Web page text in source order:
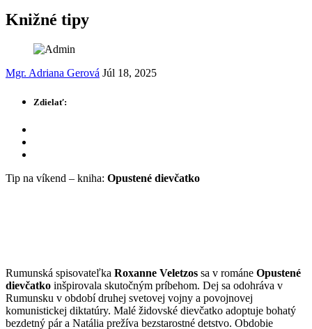
Knižné tipy
Mgr. Adriana Gerová Júl 18, 2025
Zdielať:
Tip na víkend – kniha: Opustené dievčatko
Rumunská spisovateľka Roxanne Veletzos sa v románe Opustené
dievčatko inšpirovala skutočným príbehom. Dej sa odohráva v
Rumunsku v období druhej svetovej vojny a povojnovej
komunistickej diktatúry. Malé židovské dievčatko adoptuje bohatý
bezdetný pár a Natália prežíva bezstarostné detstvo. Obdobie